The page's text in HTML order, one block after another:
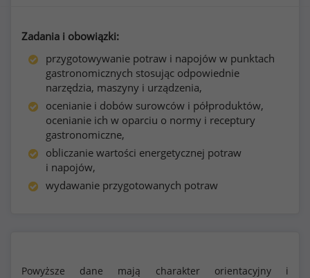
Zadania i obowiązki:
przygotowywanie potraw i napojów w punktach
gastronomicznych stosując odpowiednie
narzędzia, maszyny i urządzenia,
ocenianie i dobów surowców i półproduktów,
ocenianie ich w oparciu o normy i receptury
gastronomiczne,
obliczanie wartości energetycznej potraw
i napojów,
wydawanie przygotowanych potraw
Powyższe dane mają charakter orientacyjny i